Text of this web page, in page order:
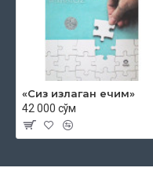
«Сиз излаган ечим»
42 000 сўм